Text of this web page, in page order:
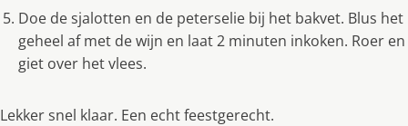
Doe de sjalotten en de peterselie bij het bakvet. Blus het
geheel af met de wijn en laat 2 minuten inkoken. Roer en
giet over het vlees.
Lekker snel klaar. Een echt feestgerecht.